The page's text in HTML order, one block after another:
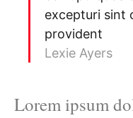
excepturi sint
provident
Lexie Ayers
Lorem ipsum